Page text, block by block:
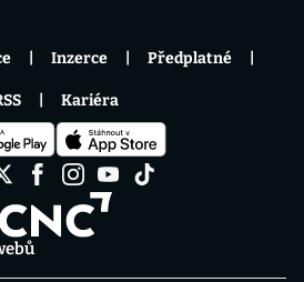
Inzerce Předplatné
Kariéra